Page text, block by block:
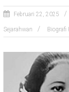
Februari 22, 2025
Sejarahwan Biografi